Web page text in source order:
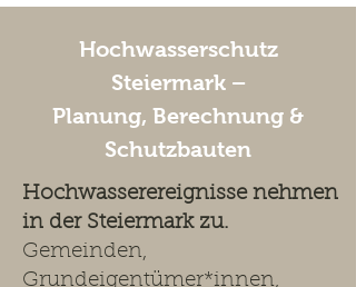
Hochwasserschutz
Steiermark –
Planung, Berechnung &
Schutzbauten
Hochwasserereignisse nehmen
in der Steiermark zu.
Gemeinden,
Grundeigentümer*innen,